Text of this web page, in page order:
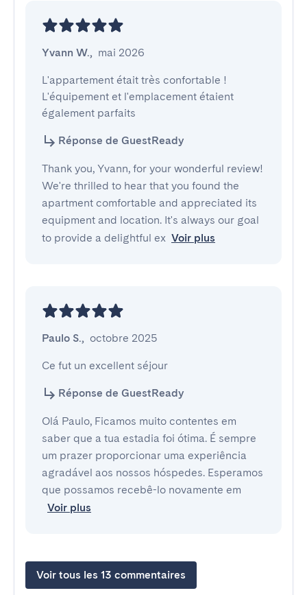
Yvann W., mai 2026
L'appartement était très confortable !
L'équipement et l'emplacement étaient
également parfaits
Réponse de GuestReady
Thank you, Yvann, for your wonderful review!
We're thrilled to hear that you found the
apartment comfortable and appreciated its
equipment and location. It's always our goal
to provide a delightful ex Voir plus
Paulo S., octobre 2025
Ce fut un excellent séjour
Réponse de GuestReady
Olá Paulo, Ficamos muito contentes em
saber que a tua estadia foi ótima. É sempre
um prazer proporcionar uma experiência
agradável aos nossos hóspedes. Esperamos
que possamos recebê-lo novamente em
Voir plus
Voir tous les 13 commentaires